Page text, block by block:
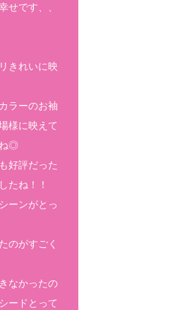
せです、、
きれいに映
ラーのお袖
様に映えて
ね◎
好評だった
たね！！
ーンがとっ
のがすごく
なかったの
ードとって